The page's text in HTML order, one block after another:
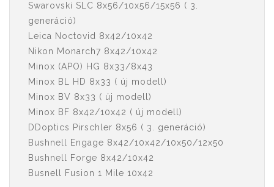
Swarovski SLC 8x56/10x56/15x56 ( 3.
generáció)
Leica Noctovid 8x42/10x42
Nikon Monarch7 8x42/10x42
Minox (APO) HG 8x33/8x43
Minox BL HD 8x33 ( új modell)
Minox BV 8x33 ( új modell)
Minox BF 8x42/10x42 ( új modell)
DDoptics Pirschler 8x56 ( 3. generáció)
Bushnell Engage 8x42/10x42/10x50/12x50
Bushnell Forge 8x42/10x42
Busnell Fusion 1 Mile 10x42